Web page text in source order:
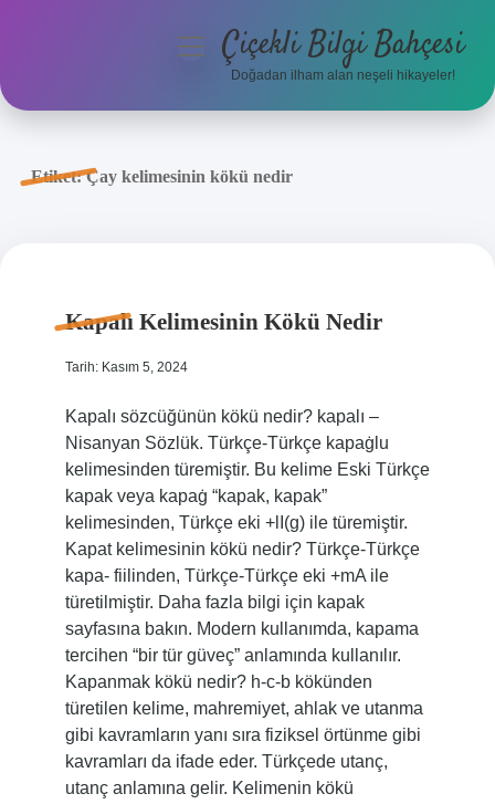
Anasayfa
menüyüÇiçekli Bilgi Bahçesi
Doğadan ilham alan neşeli hikayeler!
Etiket:Çay kelimesinin kökü nedir
Kapalı Kelimesinin Kökü Nedir
Tarih: Kasım 5, 2024
Kapalı sözcüğünün kökü nedir? kapalı –
Nisanyan Sözlük. Türkçe-Türkçe kapaġlu
kelimesinden türemiştir. Bu kelime Eski Türkçe
kapak veya kapaġ “kapak, kapak”
kelimesinden, Türkçe eki +lI(g) ile türemiştir.
Kapat kelimesinin kökü nedir? Türkçe-Türkçe
kapa- fiilinden, Türkçe-Türkçe eki +mA ile
türetilmiştir. Daha fazla bilgi için kapak
sayfasına bakın. Modern kullanımda, kapama
tercihen “bir tür güveç” anlamında kullanılır.
Kapanmak kökü nedir? h-c-b kökünden
türetilen kelime, mahremiyet, ahlak ve utanma
gibi kavramların yanı sıra fiziksel örtünme gibi
kavramları da ifade eder. Türkçede utanç,
utanç anlamına gelir. Kelimenin kökü